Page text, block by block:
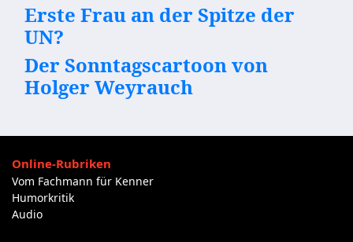
Erste Frau an der Spitze der
UN?
Der Sonntagscartoon von
Holger Weyrauch
Online-Rubriken
Vom Fachmann für Kenner
Humorkritik
Audio